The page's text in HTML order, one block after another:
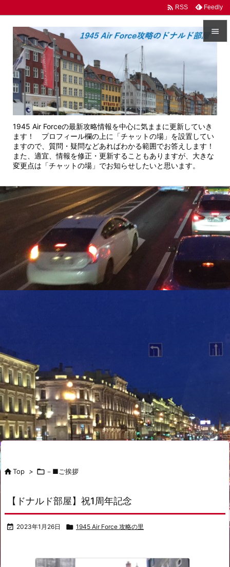


前へ

次へ

 RSS Feedly
1945 Air Forceの最新攻略情報を中心に気ままに更新していき
ます！ プロフィール欄の上に「チャットの場」を設置してい
ますので、質問・疑問などあればわかる範囲でお答えします！
また、適宜、情報を修正・更新することもありますが、大きな
変更点は「チャットの場」でお知らせしたいと思います。
Top >  －■ご挨拶
【ドナルド部屋】祝1周年記念
 2023年1月26日  1945 Air Force 攻略の里